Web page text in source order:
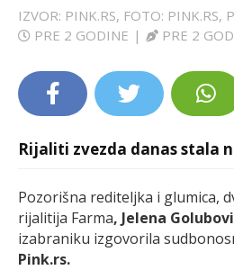
IZVOR: PINK.RS, FOTO: PINK.RS,
PRE 2 GODINE | PRE 2
Rijaliti zvezda danas stala
Pozorišna rediteljka i glumica,
rijalitija Farma, Jelena
izabraniku izgovorila
Pink.rs.